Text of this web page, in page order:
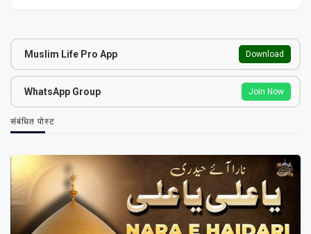
Muslim Life Pro App Download
WhatsApp Group Join Now
संबंधित पोस्ट